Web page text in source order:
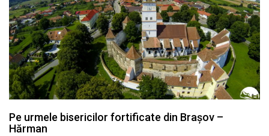
Pe urmele bisericilor fortificate din Brașov –
Hărman